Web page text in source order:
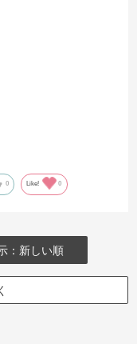
0 Like! 0
：新しい順